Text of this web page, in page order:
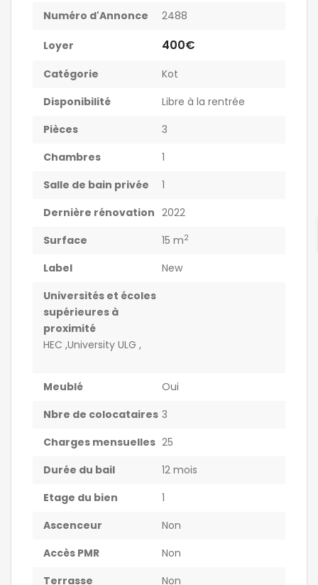
Numéro d'Annonce 2488
Loyer 400€
Catégorie
Kot
Disponibilité
Libre à la rentrée
Pièces
3
Chambres
1
Salle de bain privée
1
Dernière rénovation 2022
Surface
15 m2
Label
New
Universités et écoles
supérieures à
proximité
HEC ,University ULG ,
Meublé
Oui
Nbre de colocataires 3
Charges mensuelles 25
Durée du bail
12 mois
Etage du bien
1
Ascenceur
Non
Accès PMR
Non
Terrasse
Non